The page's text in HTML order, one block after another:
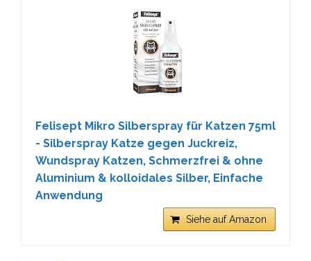
Felisept Mikro Silberspray für Katzen 75ml
- Silberspray Katze gegen Juckreiz,
Wundspray Katzen, Schmerzfrei & ohne
Aluminium & kolloidales Silber, Einfache
Anwendung
Siehe auf Amazon